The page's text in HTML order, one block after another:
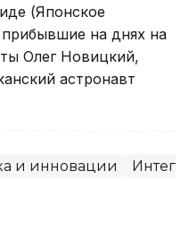
(Японское
прибывшие на днях на
Олег Новицкий,
астронавт
и инновации